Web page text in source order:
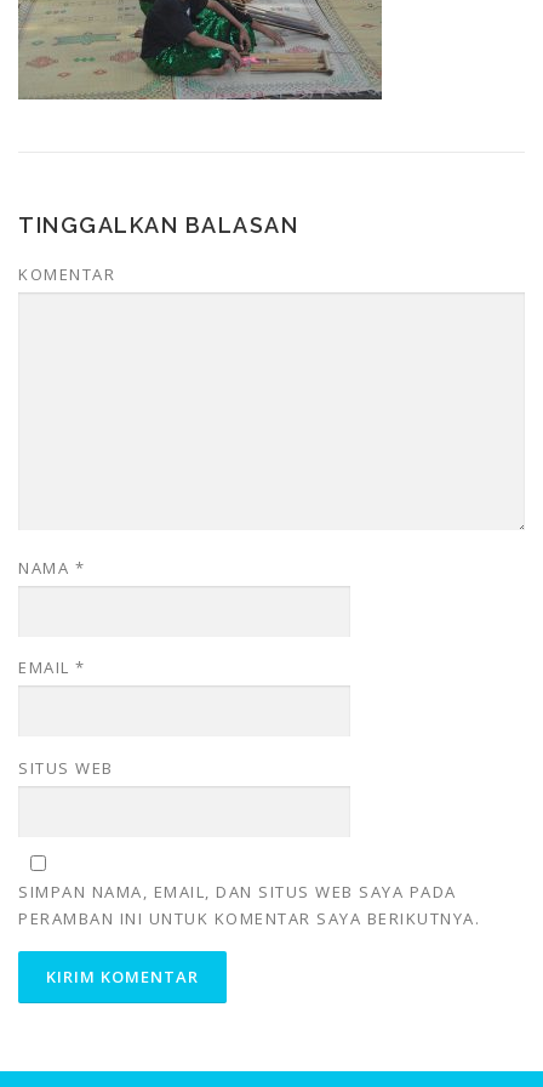
TINGGALKAN BALASAN
KOMENTAR
NAMA *
EMAIL *
SITUS WEB
SIMPAN NAMA, EMAIL, DAN SITUS WEB SAYA PADA
PERAMBAN INI UNTUK KOMENTAR SAYA BERIKUTNYA.